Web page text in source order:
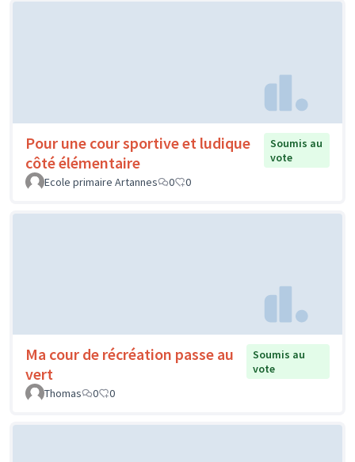
Pour une cour sportive et ludique
côté élémentaire
Soumis au
vote
Ecole primaire Artannes
0 0
Ma cour de récréation passe au
vert
Soumis au
vote
Thomas
0 0